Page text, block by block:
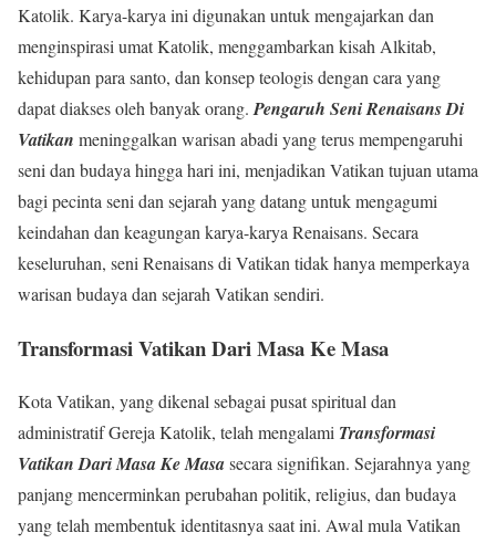
Katolik. Karya-karya ini digunakan untuk mengajarkan dan
menginspirasi umat Katolik, menggambarkan kisah Alkitab,
kehidupan para santo, dan konsep teologis dengan cara yang
dapat diakses oleh banyak orang. Pengaruh Seni Renaisans Di
Vatikan meninggalkan warisan abadi yang terus mempengaruhi
seni dan budaya hingga hari ini, menjadikan Vatikan tujuan utama
bagi pecinta seni dan sejarah yang datang untuk mengagumi
keindahan dan keagungan karya-karya Renaisans. Secara
keseluruhan, seni Renaisans di Vatikan tidak hanya memperkaya
warisan budaya dan sejarah Vatikan sendiri.
Transformasi Vatikan Dari Masa Ke Masa
Kota Vatikan, yang dikenal sebagai pusat spiritual dan
administratif Gereja Katolik, telah mengalami Transformasi
Vatikan Dari Masa Ke Masasecara signifikan. Sejarahnya yang
panjang mencerminkan perubahan politik, religius, dan budaya
yang telah membentuk identitasnya saat ini. Awal mula Vatikan